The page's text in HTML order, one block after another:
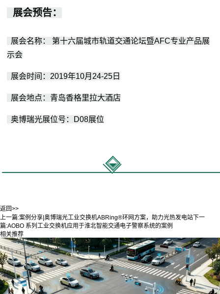
展会预告：
展会名称： 第十六届城市轨道交通论坛暨AFC专业产品展
示会
展会时间：2019年10月24-25日
展会地点：青岛香格里拉大酒店
奥博瑞光展位号：D08展位
返回>>
上一篇:案例分享|奥博瑞光工业交换机ABRing®环网方案，助力光热发电站下一
篇:AOBO 系列工业交换机应用于淮北智能交通电子警察系统的案例
相关推荐